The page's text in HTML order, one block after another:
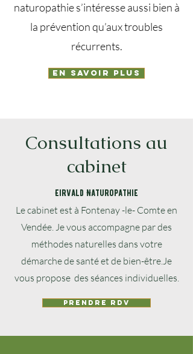
naturopathie s’intéresse aussi bien à
la prévention qu’aux troubles
récurrents.
En savoir plus
Consultations au
cabinet
Eirvald Naturopathie
Le cabinet est à Fontenay -le- Comte en
Vendée. Je vous accompagne par des
méthodes naturelles dans votre
démarche de santé et de bien-être.Je
vous propose des séances individuelles.
Prendre RDV